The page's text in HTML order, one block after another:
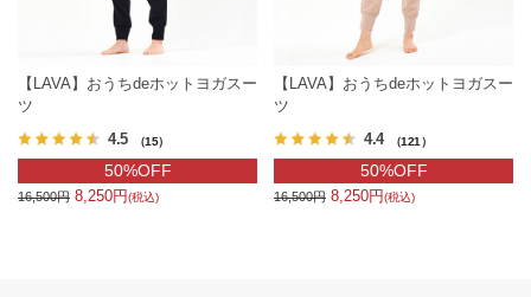
【LAVA】おうちdeホットヨガスー
ツ
4.5 （15）
50%OFF
16,500円 8,250円(税込)
【LAVA】おうちdeホットヨガスー
ツ
4.4 （121）
50%OFF
16,500円 8,250円(税込)